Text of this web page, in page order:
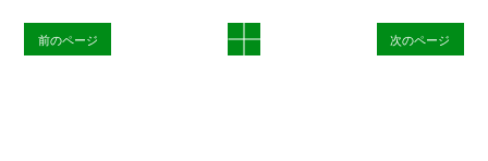
前のページ 次のページ